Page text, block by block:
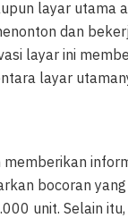
layar utama
dan
layar ini
layar
memberikan
bocoran
unit. Selain